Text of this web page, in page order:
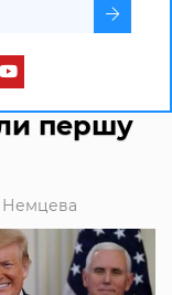
першу